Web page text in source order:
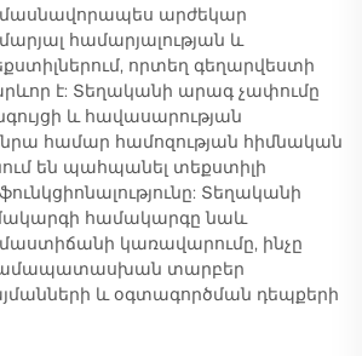
մասնավորապես արժեկար
համարյալության և
որտեղ գեղարվեստի
է: Տեղականի արագ չափումը
և հավասարության
համար համոզության հիմնական
են պահպանել տեքստիլի
Տեղականի
համակարգը նաև
կառավարումը, ինչը
համապատասխան տարբեր
և օգտագործման դեպքերի